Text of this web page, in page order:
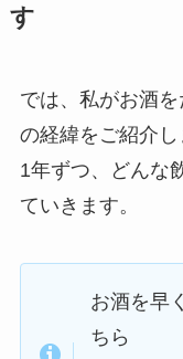
す
では、私がお酒
の経緯をご紹介し
1年ずつ、どんな
ていきます。
お酒を早
ちら